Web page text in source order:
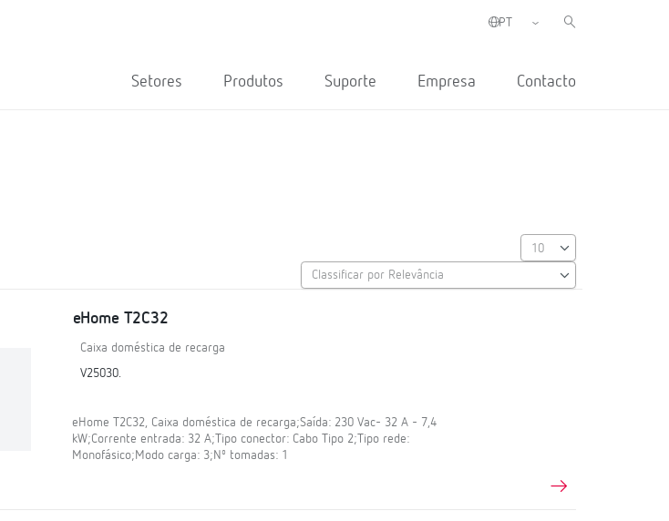
Setores Produtos Suporte Empresa Contacto
eHome T2C32
Caixa doméstica de recarga
V25030.
eHome T2C32, Caixa doméstica de recarga;Saída: 230 Vac- 32 A - 7,4
kW;Corrente entrada: 32 A;Tipo conector: Cabo Tipo 2;Tipo rede:
Monofásico;Modo carga: 3;Nº tomadas: 1